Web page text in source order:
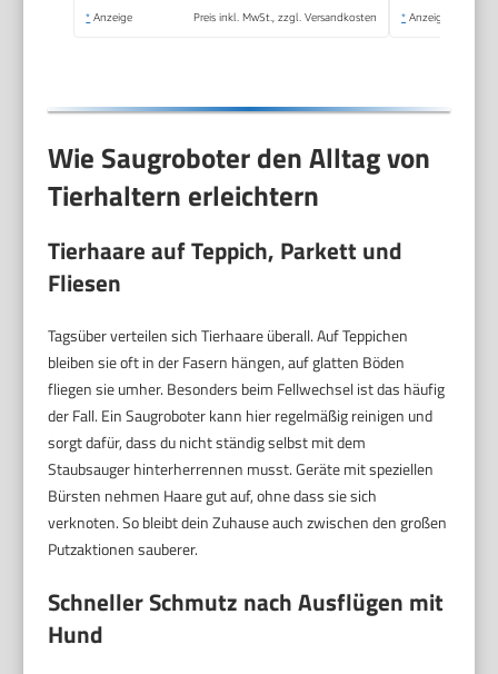
* Anzeige Preis inkl. MwSt., zzgl. Versandkosten * Anzeige
Wie Saugroboter den Alltag von
Tierhaltern erleichtern
Tierhaare auf Teppich, Parkett und
Fliesen
Tagsüber verteilen sich Tierhaare überall. Auf Teppichen
bleiben sie oft in der Fasern hängen, auf glatten Böden
fliegen sie umher. Besonders beim Fellwechsel ist das häufig
der Fall. Ein Saugroboter kann hier regelmäßig reinigen und
sorgt dafür, dass du nicht ständig selbst mit dem
Staubsauger hinterherrennen musst. Geräte mit speziellen
Bürsten nehmen Haare gut auf, ohne dass sie sich
verknoten. So bleibt dein Zuhause auch zwischen den großen
Putzaktionen sauberer.
Schneller Schmutz nach Ausflügen mit
Hund